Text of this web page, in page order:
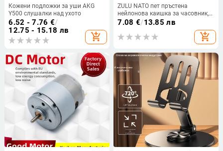
Кожени подложки за уши AKG
Y500 слушалки над ухото
6.52 - 7.76 €/
12.75 - 15.18 лв
add_shopping_cart
ZULU NATO пет пръстена
нейлонова каишка за часовник,
удебелена канва, 20/22/24 мм
7.08 €/13.85 лв
add_shopping_cart